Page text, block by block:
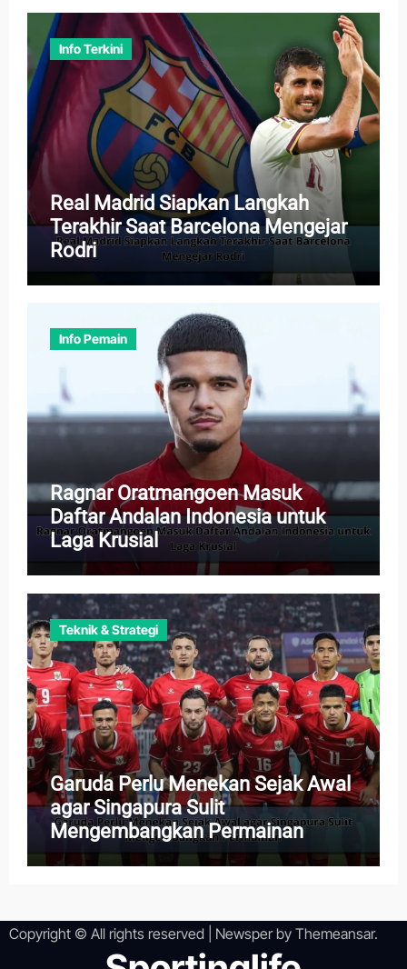
Info Terkini
Real Madrid Siapkan Langkah
Terakhir Saat Barcelona Mengejar
Rodri
Info Pemain
Ragnar Oratmangoen Masuk
Daftar Andalan Indonesia untuk
Laga Krusial
Teknik & Strategi
Garuda Perlu Menekan Sejak Awal
agar Singapura Sulit
Mengembangkan Permainan
Copyright © All rights reserved Newsperby Themeansar.